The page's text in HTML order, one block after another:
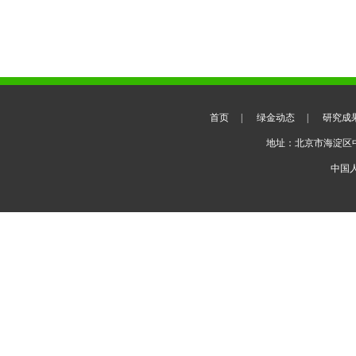
首页 |绿金动态 |研究成
地址：北京市海淀区
中国